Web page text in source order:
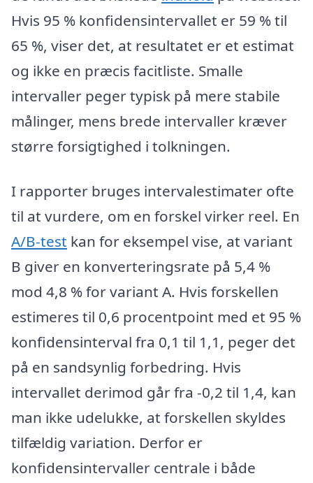
Hvis 95 % konfidensintervallet er 59 % til
65 %, viser det, at resultatet er et estimat
og ikke en præcis facitliste. Smalle
intervaller peger typisk på mere stabile
målinger, mens brede intervaller kræver
større forsigtighed i tolkningen.
I rapporter bruges intervalestimater ofte
til at vurdere, om en forskel virker reel. En
A/B-test kan for eksempel vise, at variant
B giver en konverteringsrate på 5,4 %
mod 4,8 % for variant A. Hvis forskellen
estimeres til 0,6 procentpoint med et 95 %
konfidensinterval fra 0,1 til 1,1, peger det
på en sandsynlig forbedring. Hvis
intervallet derimod går fra -0,2 til 1,4, kan
man ikke udelukke, at forskellen skyldes
tilfældig variation. Derfor er
konfidensintervaller centrale i både